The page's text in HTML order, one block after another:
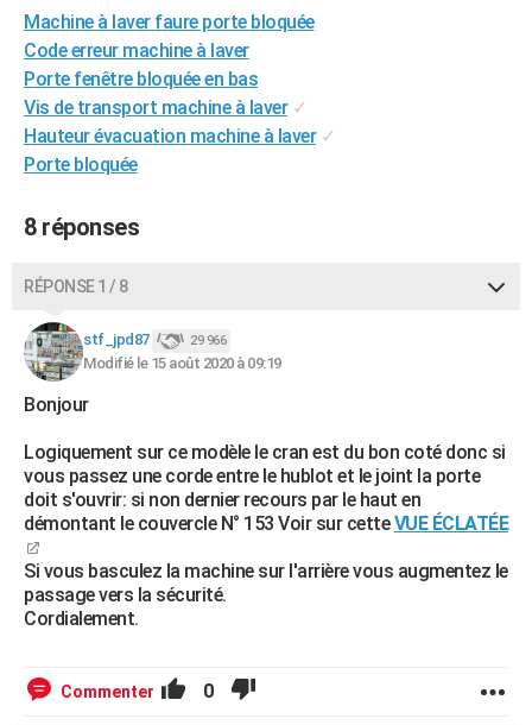
Destinations
City break
Voyage nature
Voyage de noces
Forum
Climat
PHOTO
GUIDES D'ACHAT
BONS PLANS
CARTE DE VOEUX
Carte de Noël
Carte Bonne année
Carte Saint-Valentin
Carte Pâques
Carte d'anniversaire
DICTIONNAIRE
S'inscrire
Se connecter
Lycées
Collèges
Primaires
Universités
Entreprises
Service militaire
Avis de recherche
AVIS DE DÉCÈS
FORUM
Bricolage
Lifestyle
Culture
Sport
Auto
Television
Voyage
Cinema
Machine à laver faure porte bloquée
Code erreur machine à laver
Porte fenêtre bloquée en bas
Vis de transport machine à laver ✓
Hauteur évacuation machine à laver ✓
Porte bloquée
8 réponses
RÉPONSE 1 / 8
stf_jpd87 29 966
Modifié le 15 août 2020 à 09:19
Bonjour
Logiquement sur ce modèle le cran est du bon coté donc si
vous passez une corde entre le hublot et le joint la porte
doit s'ouvrir: si non dernier recours par le haut en
démontant le couvercle N° 153 Voir sur cetteVUE ÉCLATÉE
Si vous basculez la machine sur l'arrière vous augmentez le
passage vers la sécurité.
Cordialement.
Commenter 0